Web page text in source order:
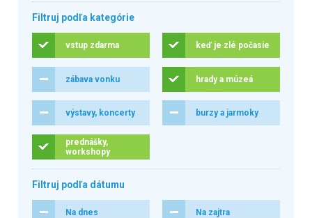
Filtruj podľa kategórie
vstup zdarma keď je zlé počasie
zábava vonku hrady a múzeá
výstavy, koncerty burzy a jarmoky
prednášky,
workshopy
Filtruj podľa dátumu
Na dnes Na zajtra